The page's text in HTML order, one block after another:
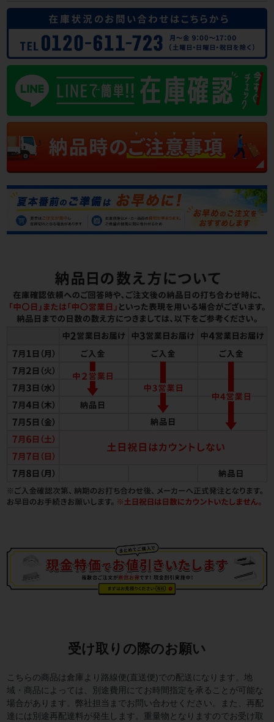
受け取りの際のお願い
こちらの商品は倉庫より路線便(直送便)での配送になります。地
域・商品によっては、別途費用にてお時間指定を承ることが可能な
場合があります。弊社担当までお問い合わせください。また、再配
達には別途再配達料が発生します。重量物となりますのでお受け取